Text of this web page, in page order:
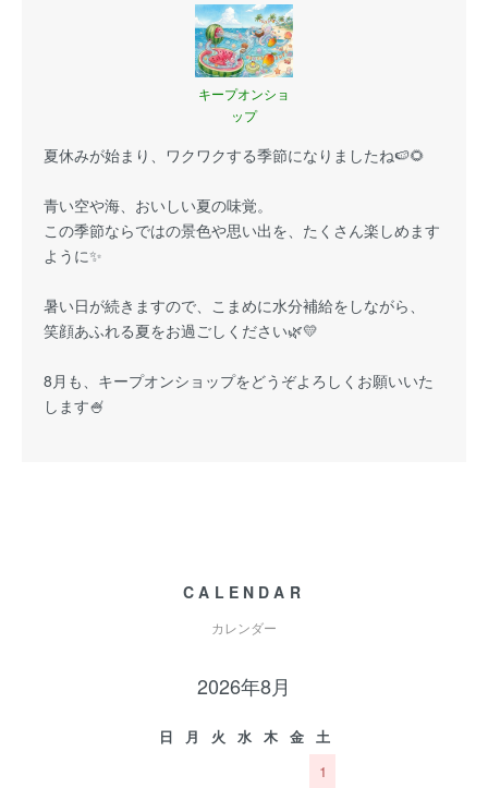
キープオンショ
ップ
夏休みが始まり、ワクワクする季節になりましたね🍉🌻
青い空や海、おいしい夏の味覚。
この季節ならではの景色や思い出を、たくさん楽しめます
ように✨
暑い日が続きますので、こまめに水分補給をしながら、
笑顔あふれる夏をお過ごしください🌿💛
8月も、キープオンショップをどうぞよろしくお願いいた
します🍧
CALENDAR
カレンダー
2026年8月
日 月 火 水 木 金
土
1